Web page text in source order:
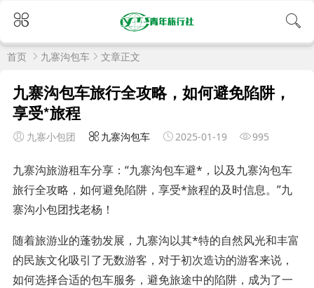
首页 九寨沟包车 文章正文
九寨沟包车旅行全攻略，如何避免陷阱，
享受*旅程
九寨小包团 九寨沟包车 2025-01-19 995
九寨沟旅游租车分享：“九寨沟包车避*，以及九寨沟包车
旅行全攻略，如何避免陷阱，享受*旅程的及时信息。”九
寨沟小包团找老杨！
随着旅游业的蓬勃发展，九寨沟以其*特的自然风光和丰富
的民族文化吸引了无数游客，对于初次造访的游客来说，
如何选择合适的包车服务，避免旅途中的陷阱，成为了一